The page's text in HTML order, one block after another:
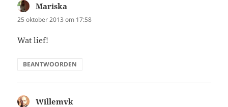
Mariska
25 oktober 2013 om 17:58
Wat lief!
BEANTWOORDEN
Willemvk